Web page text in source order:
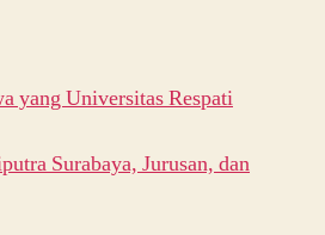
yang Universitas Respati
Surabaya, Jurusan, dan